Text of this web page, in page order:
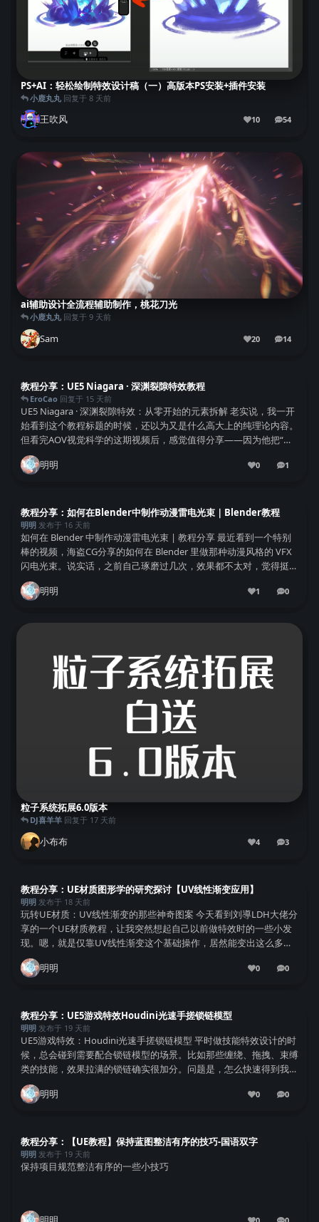
PS+AI：轻松绘制特效设计稿（一）高版本PS安装+插件安装
小鹿丸丸回复于 8 天前
王吹风 10 54
54条回复
ai辅助设计全流程辅助制作，桃花刀光
小鹿丸丸回复于 9 天前
Sam 20 14
14条回复
教程分享：UE5 Niagara · 深渊裂隙特效教程
EroCao回复于 15 天前
UE5 Niagara · 深渊裂隙特效：从零开始的元素拆解 老实说，我一开
始看到这个教程标题的时候，还以为又是什么高大上的纯理论内容。
但看完AOV视觉科学的这期视频后，感觉值得分享——因为他把“深
渊裂隙”这个看起来很唬人的效果，拆成了一个一个能理解的小模
块。 核心思路：别被最终...
明明 0 1
1 条回复
教程分享：如何在Blender中制作动漫雷电光束｜Blender教程
明明发布于 16 天前
如何在 Blender 中制作动漫雷电光束 | 教程分享 最近看到一个特别
棒的视频，海盗CG分享的如何在 Blender 里做那种动漫风格的 VFX
闪电光束。说实话，之前自己琢磨过几次，效果都不太对，觉得挺难
的。这个教程倒是把整个流程拆解得特别清楚，感觉应该分享给大
家。 基础模...
明明 1 0
0条回复
粒子系统拓展6.0版本
DJ喜羊羊回复于 17 天前
小布布 4 3
3条回复
教程分享：UE材质图形学的研究探讨【UV线性渐变应用】
明明发布于 18 天前
玩转UE材质：UV线性渐变的那些神奇图案 今天看到刘導LDH大佬分
享的一个UE材质教程，让我突然想起自己以前做特效时的一些小发
现。嗯，就是仅靠UV线性渐变这个基础操作，居然能变出这么多好
玩又好看的图案，真是让人忍不住想分享出来。 UV线性渐变到底是
个啥？ 说白了，UV线性渐变就是...
明明 0 0
0条回复
教程分享：UE5游戏特效Houdini光速手搓锁链模型
明明发布于 19 天前
UE5游戏特效：Houdini光速手搓锁链模型 平时做技能特效设计的时
候，总会碰到需要配合锁链模型的场景。比如那些缠绕、拖拽、束缚
类的技能，效果拉满的锁链确实很加分。问题是，怎么快速得到我们
想要的形状呢？这次咱们就来试试。 网上其实有很多大佬都讲过在
Houdini里做锁链的方法。...
明明 0 0
0条回复
教程分享：【UE教程】保持蓝图整洁有序的技巧-国语双字
明明发布于 19 天前
保持项目规范整洁有序的一些小技巧